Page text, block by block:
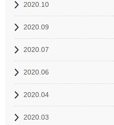
2020.10
2020.09
2020.07
2020.06
2020.04
2020.03